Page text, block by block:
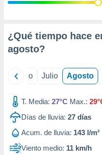
e
mediante
de
1199
¿Qué tiempo hace
agosto?
Junio Julio Agosto
T. Media: 27°C Max.:
Días de lluvia: 27 días
Acum. de lluvia: 143 l/m²
Viento medio: 11 km/h